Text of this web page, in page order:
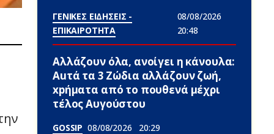
ΓΕΝΙΚΕΣ ΕΙΔΗΣΕΙΣ -
ΕΠΙΚΑΙΡΟΤΗΤΑ
08/08/2026
20:48
Αλλάζουν όλα, ανοίγει η κάνουλα:
Αuτά τα 3 Zώδια αλλάζουν ζωή,
xpήματα από το πουθενά μέχρι
τέλος Αυγούστου
GOSSIP 08/08/2026 20:29